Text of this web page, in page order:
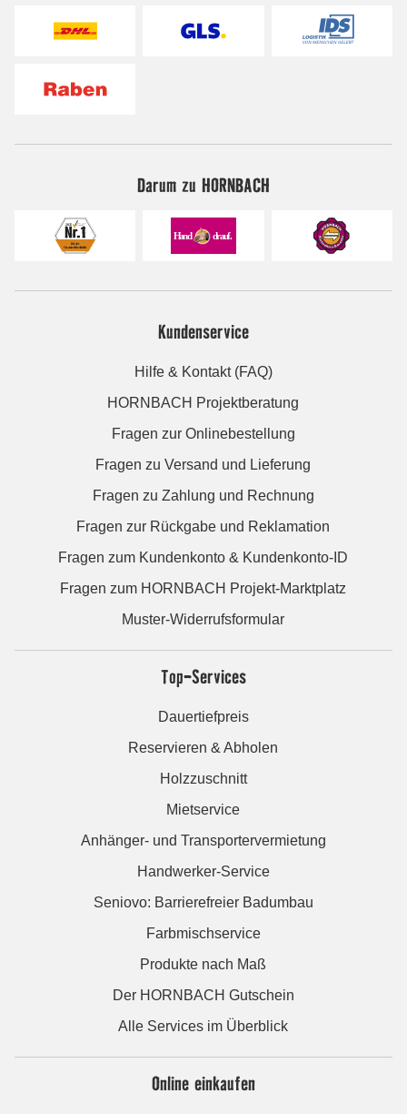
Darum zu HORNBACH
Kundenservice
Hilfe & Kontakt (FAQ)
HORNBACH Projektberatung
Fragen zur Onlinebestellung
Fragen zu Versand und Lieferung
Fragen zu Zahlung und Rechnung
Fragen zur Rückgabe und Reklamation
Fragen zum Kundenkonto & Kundenkonto-ID
Fragen zum HORNBACH Projekt-Marktplatz
Muster-Widerrufsformular
Top-Services
Dauertiefpreis
Reservieren & Abholen
Holzzuschnitt
Mietservice
Anhänger- und Transportervermietung
Handwerker-Service
Seniovo: Barrierefreier Badumbau
Farbmischservice
Produkte nach Maß
Der HORNBACH Gutschein
Alle Services im Überblick
Online einkaufen